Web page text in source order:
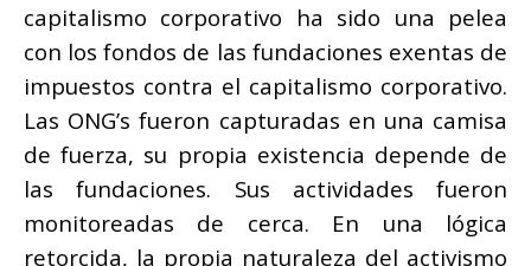
capitalismo corporativo ha sido una pelea
con los fondos de las fundaciones exentas de
impuestos contra el capitalismo corporativo.
Las ONG’s fueron capturadas en una camisa
de fuerza, su propia existencia depende de
las fundaciones. Sus actividades fueron
monitoreadas de cerca. En una lógica
retorcida, la propia naturaleza del activismo